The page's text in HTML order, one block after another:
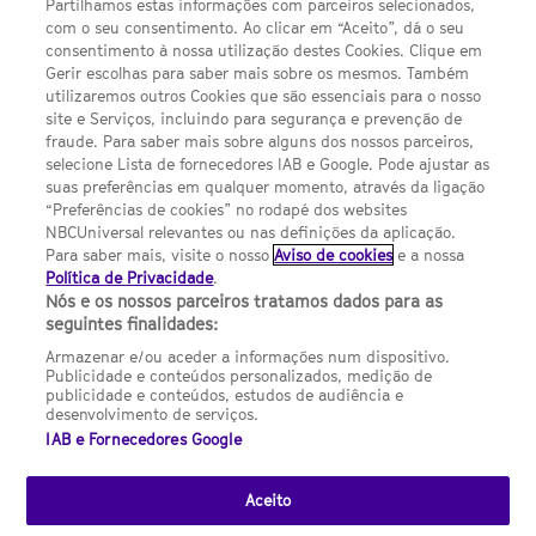
Termos E Condições
FILMES
UMA DIVISÃO DA NBCUNIVERSAL
Contact us by email: contact.SYFYPortugal@ncbuni.com
NBC Universal Global Networks España S.L.U. is wholly owned
by Universal Studios International BV
NBC Universal Global Networks, S.L.U. Paseo de la Castellana,
95. Planta 10 Edificio Torre Europa 28046 Madrid B-82227893
SYFY Portugal is subject to Spanish jurisdiction and regulated
(CNMC).
Partilhamos estas informações com parceiros selecionados,
com o seu consentimento. Ao clicar em “Aceito”, dá o seu
consentimento à nossa utilização destes Cookies. Clique em
Gerir escolhas para saber mais sobre os mesmos. Também
utilizaremos outros Cookies que são essenciais para o nosso
site e Serviços, incluindo para segurança e prevenção de
fraude. Para saber mais sobre alguns dos nossos parceiros,
selecione Lista de fornecedores IAB e Google. Pode ajustar as
suas preferências em qualquer momento, através da ligação
“Preferências de cookies” no rodapé dos websites
NBCUniversal relevantes ou nas definições da aplicação.
Para saber mais, visite o nossoAviso de cookies e a nossa
Política de Privacidade.
Nós e os nossos parceiros tratamos dados para as
seguintes finalidades:
Armazenar e/ou aceder a informações num dispositivo.
Publicidade e conteúdos personalizados, medição de
publicidade e conteúdos, estudos de audiência e
desenvolvimento de serviços.
IAB e Fornecedores Google
Aceito